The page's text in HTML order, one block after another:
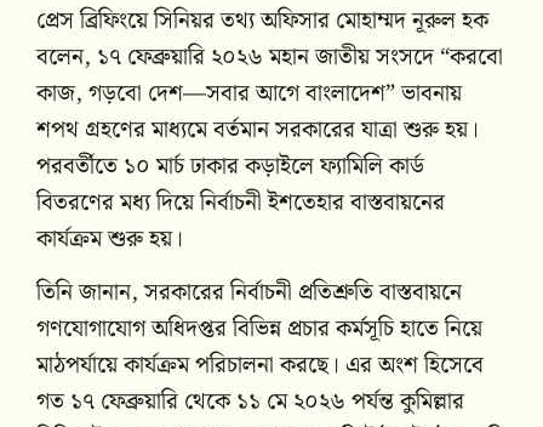
প্রেস ব্রিফিংয়ে সিনিয়র তথ্য অফিসার মোহাম্মদ নূরুল হক
বলেন, ১৭ ফেব্রুয়ারি ২০২৬ মহান জাতীয় সংসদে “করবো
কাজ, গড়বো দেশ—সবার আগে বাংলাদেশ” ভাবনায়
শপথ গ্রহণের মাধ্যমে বর্তমান সরকারের যাত্রা শুরু হয়।
পরবর্তীতে ১০ মার্চ ঢাকার কড়াইলে ফ্যামিলি কার্ড
বিতরণের মধ্য দিয়ে নির্বাচনী ইশতেহার বাস্তবায়নের
কার্যক্রম শুরু হয়।
তিনি জানান, সরকারের নির্বাচনী প্রতিশ্রুতি বাস্তবায়নে
গণযোগাযোগ অধিদপ্তর বিভিন্ন প্রচার কর্মসূচি হাতে নিয়ে
মাঠপর্যায়ে কার্যক্রম পরিচালনা করছে। এর অংশ হিসেবে
গত ১৭ ফেব্রুয়ারি থেকে ১১ মে ২০২৬ পর্যন্ত কুমিল্লার